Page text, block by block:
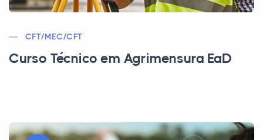
CFT/MEC/CFT
Curso Técnico em Agrimensura EaD